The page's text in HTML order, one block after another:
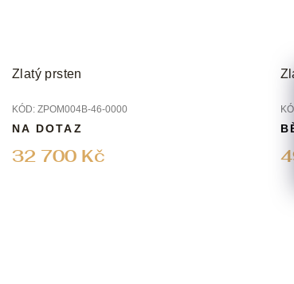
Zlatý prsten
KÓD: ZPOM004B-46-0000
32 700 Kč
NA DOTAZ